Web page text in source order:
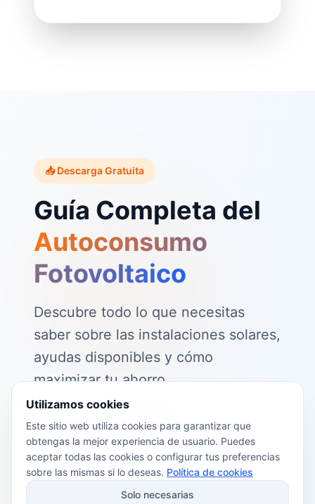
📥 Descarga Gratuita
Guía Completa del
Autoconsumo
Fotovoltaico
Descubre todo lo que necesitas
saber sobre las instalaciones solares,
ayudas disponibles y cómo
maximizar tu ahorro.
📖 Contenido de la guía:
Cómo funciona el autoconsumo
fotovoltaico
Ayudas y subvenciones disponibles en
Utilizamos cookies
Este sitio web utiliza cookies para garantizar que
obtengas la mejor experiencia de usuario. Puedes
aceptar todas las cookies o configurar tus preferencias
sobre las mismas si lo deseas. Política de cookies
Solo necesarias